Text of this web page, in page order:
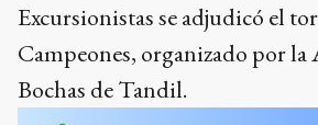
Excursionistas se adjudicó el
Campeones, organizado por la
Bochas de Tandil.